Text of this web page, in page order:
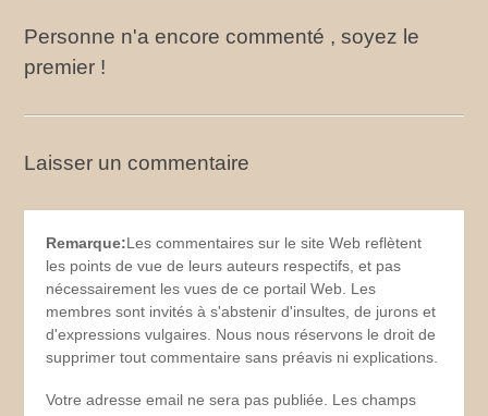
Personne n'a encore commenté , soyez le
premier !
Laisser un commentaire
Remarque:Les commentaires sur le site Web reflètent
les points de vue de leurs auteurs respectifs, et pas
nécessairement les vues de ce portail Web. Les
membres sont invités à s'abstenir d'insultes, de jurons et
d'expressions vulgaires. Nous nous réservons le droit de
supprimer tout commentaire sans préavis ni explications.
Votre adresse email ne sera pas publiée. Les champs